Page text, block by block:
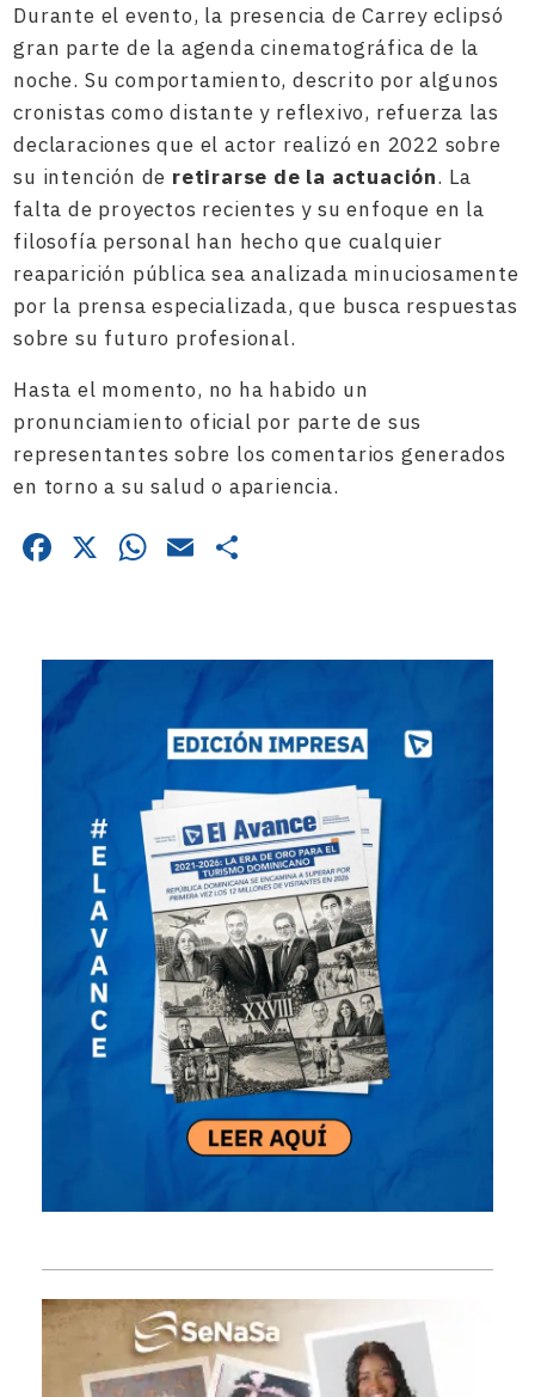
Durante el evento, la presencia de Carrey eclipsó
gran parte de la agenda cinematográfica de la
noche. Su comportamiento, descrito por algunos
cronistas como distante y reflexivo, refuerza las
declaraciones que el actor realizó en 2022 sobre
su intención de retirarse de la actuación. La
falta de proyectos recientes y su enfoque en la
filosofía personal han hecho que cualquier
reaparición pública sea analizada minuciosamente
por la prensa especializada, que busca respuestas
sobre su futuro profesional.
Hasta el momento, no ha habido un
pronunciamiento oficial por parte de sus
representantes sobre los comentarios generados
en torno a su salud o apariencia.
Facebook
X WhatsApp
Email